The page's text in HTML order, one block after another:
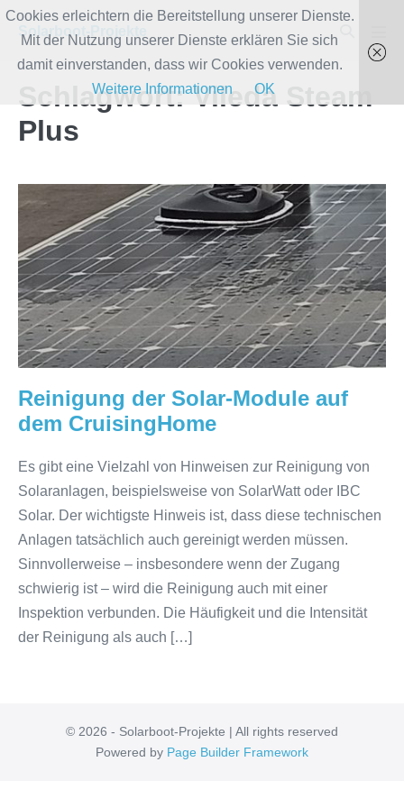
Zum
Inhalt
springen
Solarboot-Projekte
Schalter
Schlagwort:Vileda Steam
Plus
Solar-
Module
auf
dem
CruisingHome
Reinigung der Solar-Module auf
dem CruisingHome
Es gibt eine Vielzahl von Hinweisen zur Reinigung von
Solaranlagen, beispielsweise von SolarWatt oder IBC
Solar. Der wichtigste Hinweis ist, dass diese technischen
Anlagen tatsächlich auch gereinigt werden müssen.
Sinnvollerweise – insbesondere wenn der Zugang
schwierig ist – wird die Reinigung auch mit einer
Inspektion verbunden. Die Häufigkeit und die Intensität
der Reinigung als auch […]
© 2026 - Solarboot-Projekte | All rights reserved
Powered by Page Builder Framework
Cookies erleichtern die Bereitstellung unserer Dienste.
Mit der Nutzung unserer Dienste erklären Sie sich
damit einverstanden, dass wir Cookies verwenden.
Weitere Informationen
OK